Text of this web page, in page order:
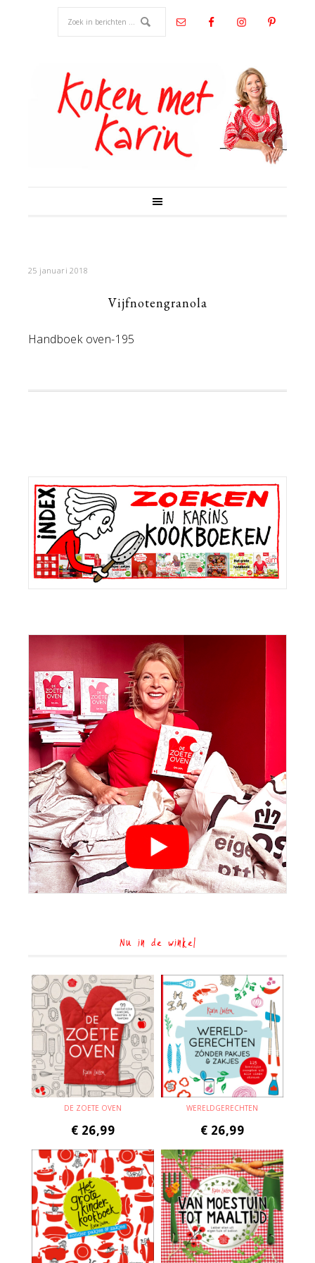
25 januari 2018
Vijfnotengranola
Handboek oven-195
Primaire
Sidebar
Nu in de winkel
DE ZOETE OVEN
€ 26,99
WERELDGERECHTEN
€ 26,99